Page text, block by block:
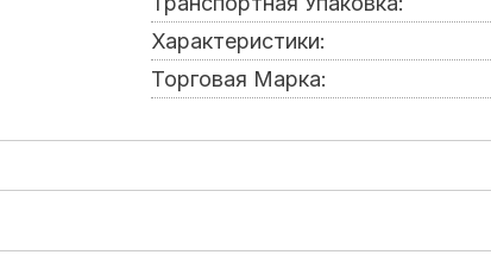
Характеристики:
Торговая Марка: